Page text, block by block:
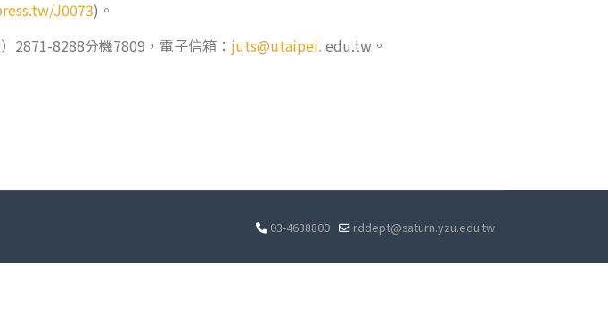
J0073)。
2871-8288分機7809，電子信箱： juts@utaipei. edu.tw。
03-4638800 rddept@saturn.yzu.edu.tw